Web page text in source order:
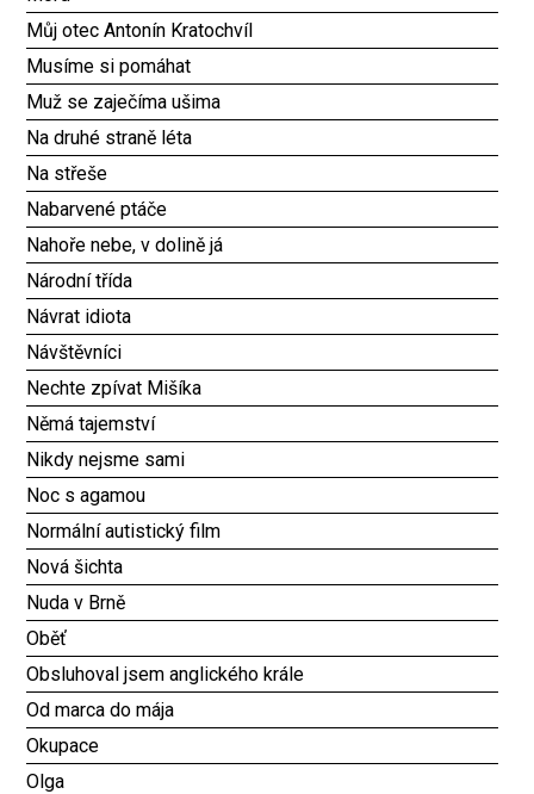
Můj otec Antonín Kratochvíl
Musíme si pomáhat
Muž se zaječíma ušima
Na druhé straně léta
Na střeše
Nabarvené ptáče
Nahoře nebe, v dolině já
Národní třída
Návrat idiota
Návštěvníci
Nechte zpívat Mišíka
Němá tajemství
Nikdy nejsme sami
Noc s agamou
Normální autistický film
Nová šichta
Nuda v Brně
Oběť
Obsluhoval jsem anglického krále
Od marca do mája
Okupace
Olga